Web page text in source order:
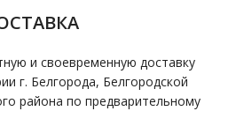
и своевременную доставку
г. Белгорода, Белгородской
района по предварительному